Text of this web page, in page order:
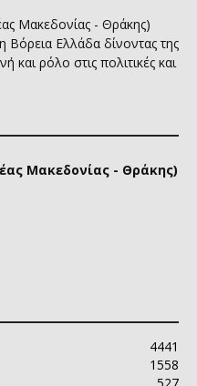
Μακεδονίας - Θράκης)
Βόρεια Ελλάδα δίνοντας της
ρόλο στις πολιτικές και
Μακεδονίας - Θράκης)
4441
1558